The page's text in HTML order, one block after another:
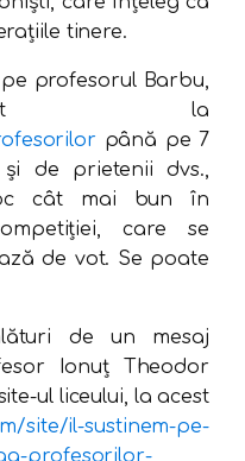
tinere.
profesorul Barbu,
la
până pe 7
de prietenii dvs.,
cât mai bun în
care se
de vot. Se poate
de un mesaj
Ionuț Theodor
ul liceului, la acest
site/il-sustinem-pe-